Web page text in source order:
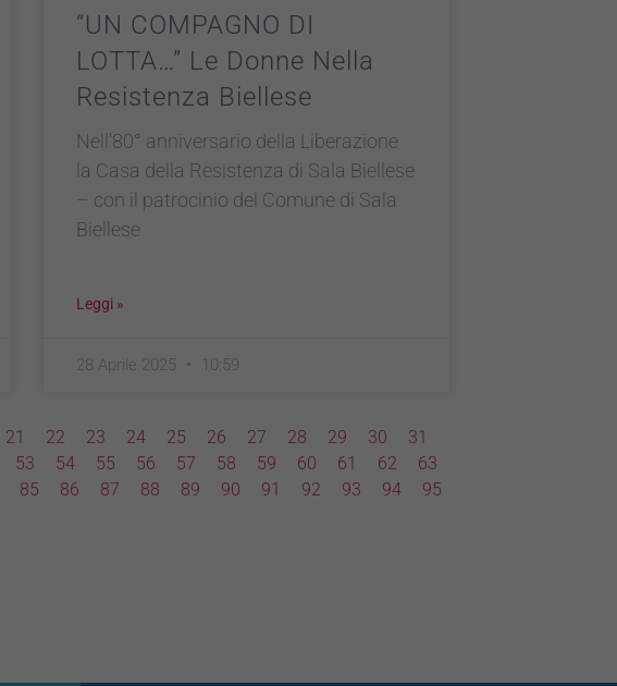
“UN COMPAGNO DI
LOTTA…” Le Donne Nella
Resistenza Biellese
Nell’80° anniversario della Liberazione
la Casa della Resistenza di Sala Biellese
– con il patrocinio del Comune di Sala
Biellese
Leggi »
28 Aprile 2025 10:59
21 22 23 24 25 26 27 28 29 30
31
53 54 55 56 57 58 59 60 61 62
63
85 86 87 88 89 90 91 92 93 94
95